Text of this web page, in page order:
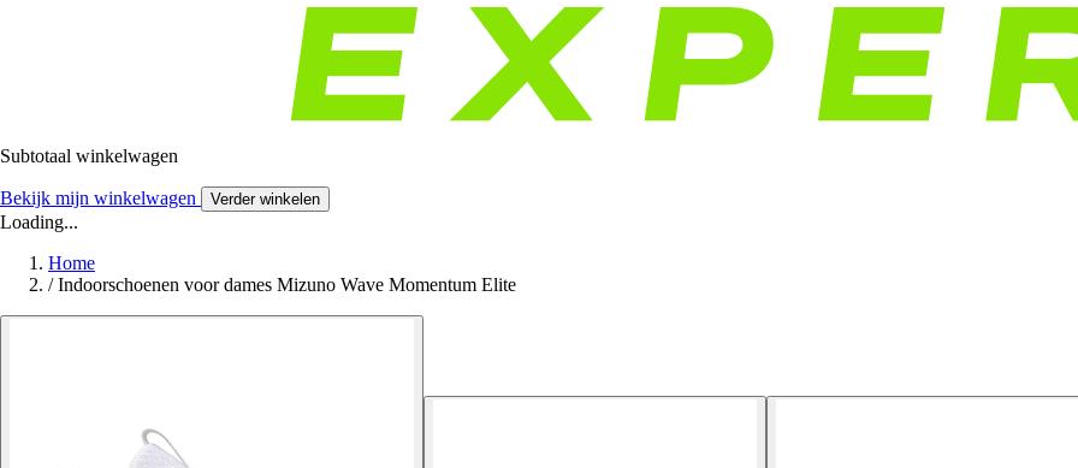
Subtotaal winkelwagen
Bekijk mijn winkelwagen Verder winkelen
Loading...
Home
/ Indoorschoenen voor dames Mizuno Wave Momentum Elite